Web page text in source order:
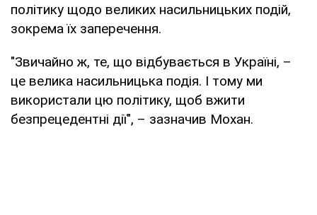
політику щодо великих насильницьких подій,
зокрема їх заперечення.
"Звичайно ж, те, що відбувається в Україні, –
це велика насильницька подія. І тому ми
використали цю політику, щоб вжити
безпрецедентні дії", – зазначив Мохан.